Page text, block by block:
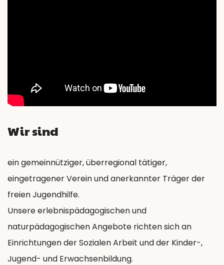
Wir sind
ein gemeinnütziger, überregional tätiger,
eingetragener Verein und anerkannter Träger der
freien Jugendhilfe.
Unsere erlebnispädagogischen und
naturpädagogischen Angebote richten sich an
Einrichtungen der Sozialen Arbeit und der Kinder-,
Jugend- und Erwachsenbildung.